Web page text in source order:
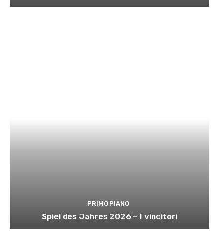
PRIMO PIANO
Spiel des Jahres 2026 – I vincitori